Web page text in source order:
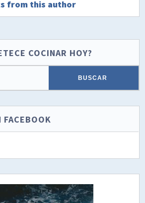
from this author
COCINAR HOY?
FACEBOOK